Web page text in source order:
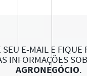
SEU E-MAIL E FIQUE
INFORMAÇÕES
AGRONEGÓCIO.